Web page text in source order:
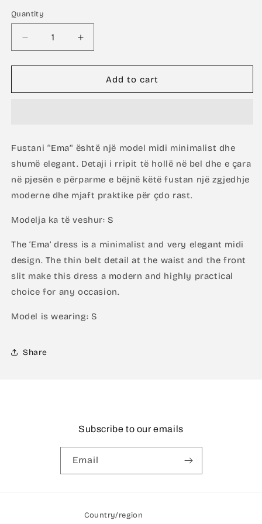
Quantity
Decrease
quantity
for
Dress
Increase
quantity
for
Dress
Add to cart
Fustani ‘'Ema’' është një model midi minimalist dhe
shumë elegant. Detaji i rripit të hollë në bel dhe e çara
në pjesën e përparme e bëjnë këtë fustan një zgjedhje
moderne dhe mjaft praktike për çdo rast.
Modelja ka të veshur: S
The ‘Ema’ dress is a minimalist and very elegant midi
design. The thin belt detail at the waist and the front
slit make this dress a modern and highly practical
choice for any occasion.
Model is wearing: S
Share
Subscribe to our emails
Email
Country/region